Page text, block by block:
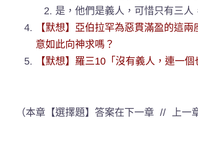
是，他們是義人，可惜只有三
【默想】亞伯拉罕為惡貫滿盈的這
意如此向神求嗎？
【默想】羅三10「沒有義人，連一
（本章【選擇題】答案在下一章 // 上一